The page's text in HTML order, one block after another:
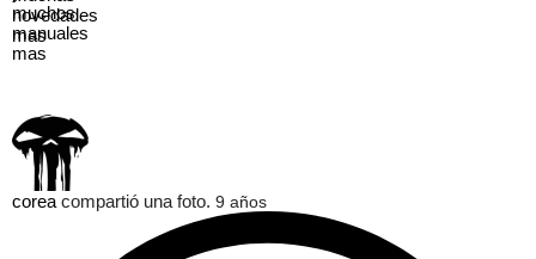
corea compartió una foto. 9 años